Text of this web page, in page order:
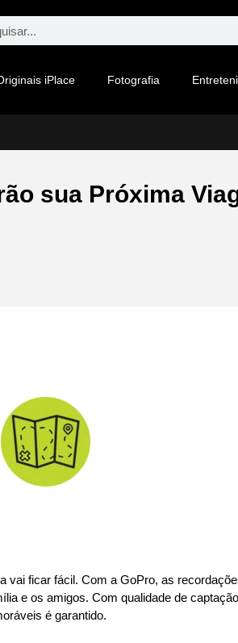
iPlace Fotografia
sua Próxima
vai ficar fácil. Com a GoPro, as
e os amigos. Com qualidade de
é garantido.